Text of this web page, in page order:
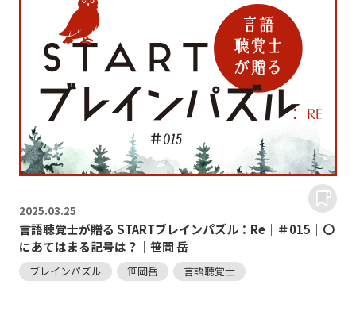
2025.03.25
言語聴覚士が贈る STARTブレインパズル：Re｜＃015｜〇
にあてはまる記号は？｜笹岡 岳
ブレインパズル 笹岡岳 言語聴覚士